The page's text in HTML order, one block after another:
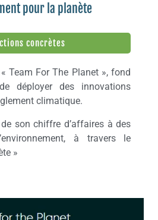
pour la planète
concrètes
Team For The Planet », fond
déployer des innovations
climatique.
son chiffre d’affaires à des
à travers le
»